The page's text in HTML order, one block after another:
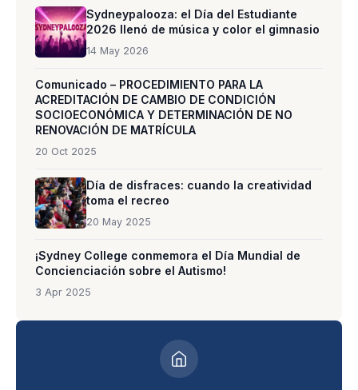
Sydneypalooza: el Día del Estudiante
2026 llenó de música y color el gimnasio
14 May 2026
Comunicado – PROCEDIMIENTO PARA LA
ACREDITACIÓN DE CAMBIO DE CONDICIÓN
SOCIOECONÓMICA Y DETERMINACIÓN DE NO
RENOVACIÓN DE MATRÍCULA
20 Oct 2025
Día de disfraces: cuando la creatividad
toma el recreo
20 May 2025
¡Sydney College conmemora el Día Mundial de
Concienciación sobre el Autismo!
3 Apr 2025